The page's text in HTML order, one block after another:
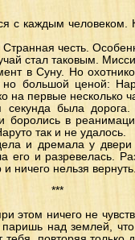
с каждым
честь.
стал таковым.
в Суну. Но
большой ценой:
первые несколько
была
боролись в
так и не удалось.
и дремала у двери
и разревелась.
ничего нельзя вернуть.
***
этом ничего не
над землей,